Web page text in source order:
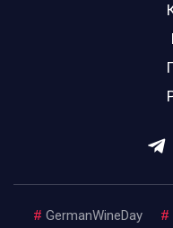
# GermanWineDay #